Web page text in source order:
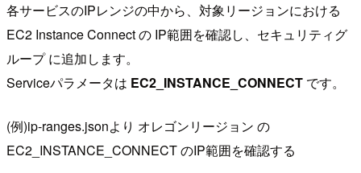
各サービスのIPレンジの中から、対象リージョンにおける
EC2 Instance Connect の IP範囲を確認し、セキュリティグ
ループ に追加します。
Serviceパラメータは EC2_INSTANCE_CONNECT です。
(例)ip-ranges.jsonより オレゴンリージョン の
EC2_INSTANCE_CONNECT のIP範囲を確認する